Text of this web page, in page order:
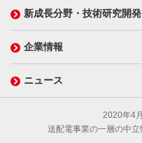
新成長分野・技術研究開発
企業情報
ニュース
2020年4
送配電事業の一層の中立